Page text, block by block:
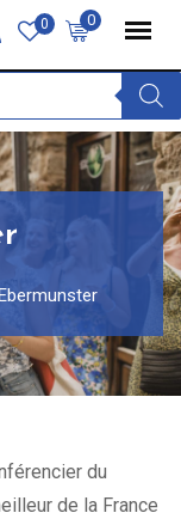
0
0
du
de la France